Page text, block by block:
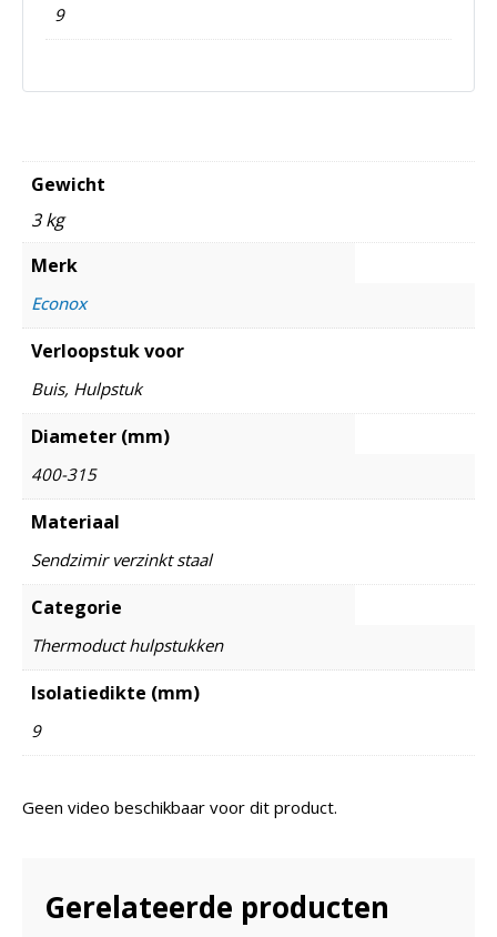
9
Gewicht
3 kg
Merk
Econox
Verloopstuk voor
Buis, Hulpstuk
Diameter (mm)
400-315
Materiaal
Sendzimir verzinkt staal
Categorie
Thermoduct hulpstukken
Isolatiedikte (mm)
9
Geen video beschikbaar voor dit product.
Gerelateerde producten